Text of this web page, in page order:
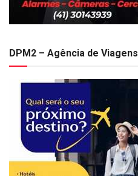
DPM2 – Agência de Viagens